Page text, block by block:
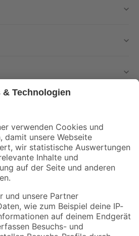
und Aktionen mehr verpassen!
Versandarten